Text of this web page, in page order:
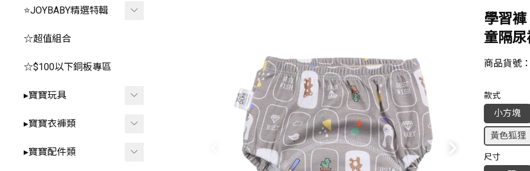
⭐JOYBABY精選特輯
🐳春夏品看這邊🐳
🔥推薦玩具區
- *2-3歲⧸聲光.探索.益
智
Y.早教學習
☆超值組合
☆$100以下銅板專區
▸寶寶玩具
▸洗澡⧸戲水玩具
▸益智玩具
▸寶寶衣褲類
▸春夏童裝
▸寶寶配件類
學習
童隔
商品貨號：
款式
小方塊
黃色狐狸
尺寸